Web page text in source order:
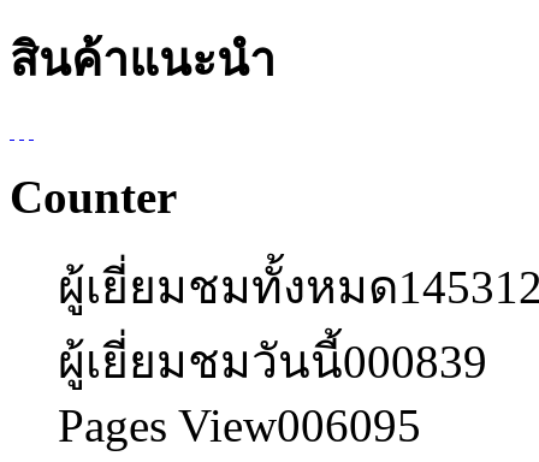
สินค้าแนะนำ
Counter
ผู้เยี่ยมชมทั้งหมด
ผู้เยี่ยมชมวันนี้000839
Pages View006095